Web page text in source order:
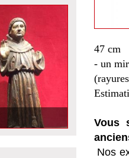
47 cm
- un
Vous
Nos